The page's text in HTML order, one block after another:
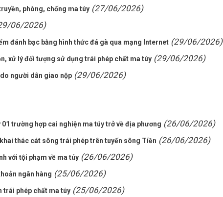
phòng, chống ma túy (27/06/2026)
06/2026)
đánh bạc bằng hình thức đá gà qua mạng Internet (29/06/2026)
xử lý đối tượng sử dụng trái phép chất ma túy (29/06/2026)
người dân giao nộp (29/06/2026)
trường hợp cai nghiện ma túy trở về địa phương (26/06/2026)
thác cát sông trái phép trên tuyến sông Tiền (26/06/2026)
với tội phạm về ma túy (26/06/2026)
ngân hàng (25/06/2026)
trái phép chất ma túy (25/06/2026)